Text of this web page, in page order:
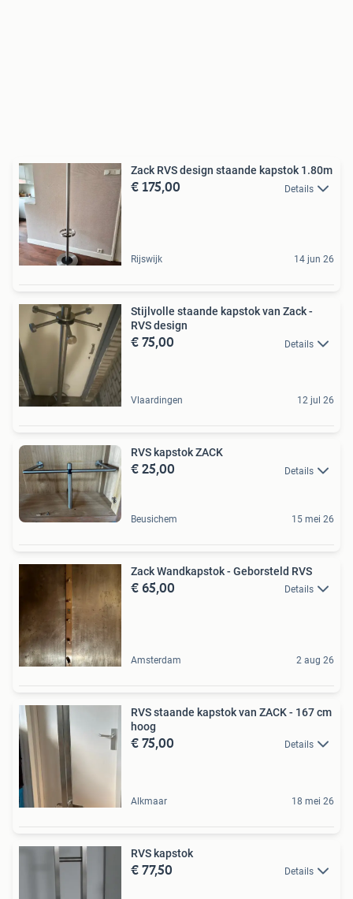
Zack RVS design staande kapstok 1.80m
€ 175,00 Details
Rijswijk 14 jun 26
Stijlvolle staande kapstok van Zack -
RVS design
€ 75,00 Details
Vlaardingen 12 jul 26
RVS kapstok ZACK
€ 25,00 Details
Beusichem 15 mei 26
Zack Wandkapstok - Geborsteld RVS
€ 65,00 Details
Amsterdam 2 aug 26
RVS staande kapstok van ZACK - 167 cm
hoog
€ 75,00 Details
Alkmaar 18 mei 26
RVS kapstok
€ 77,50 Details